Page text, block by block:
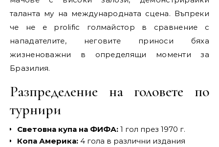
таланта му на международната сцена. Въпреки
че не е prolific голмайстор в сравнение с
нападателите, неговите приноси бяха
жизненоважни в определящи моменти за
Бразилия.
Разпределение на головете по
турнири
Световна купа на ФИФА: 1 гол през 1970 г.
Копа Америка: 4 гола в различни издания